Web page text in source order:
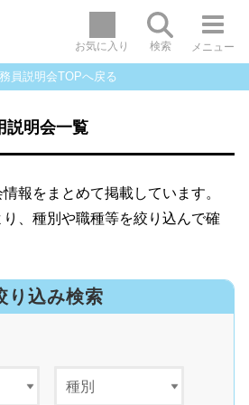
お気に入り 検索 メニュー
員説明会TOPへ戻る
説明会一覧
報をまとめて掲載しています。
、種別や職種等を絞り込んで確
り込み検索